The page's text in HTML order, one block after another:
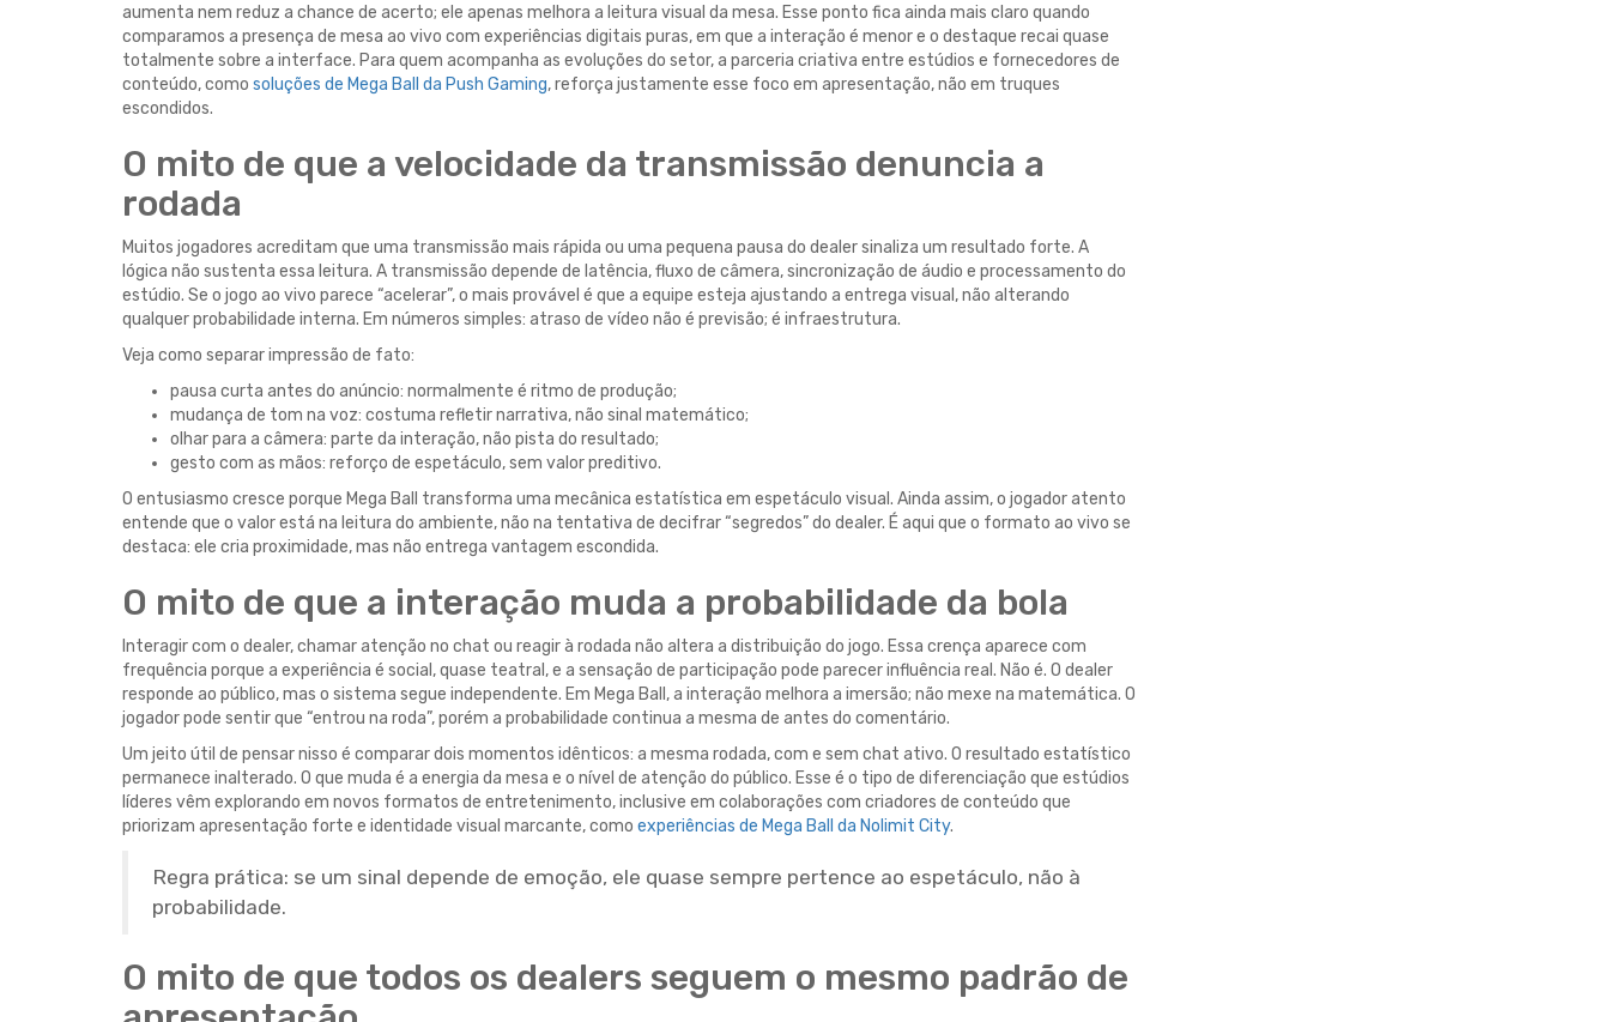
aumenta nem reduz a chance de acerto; ele apenas melhora a leitura visual da mesa. Esse ponto fica ainda mais claro quando
comparamos a presença de mesa ao vivo com experiências digitais puras, em que a interação é menor e o destaque recai quase
totalmente sobre a interface. Para quem acompanha as evoluções do setor, a parceria criativa entre estúdios e fornecedores de
conteúdo, como soluções de Mega Ball da Push Gaming, reforça justamente esse foco em apresentação, não em truques
escondidos.
O mito de que a velocidade da transmissão denuncia a
rodada
Muitos jogadores acreditam que uma transmissão mais rápida ou uma pequena pausa do dealer sinaliza um resultado forte. A
lógica não sustenta essa leitura. A transmissão depende de latência, fluxo de câmera, sincronização de áudio e processamento do
estúdio. Se o jogo ao vivo parece “acelerar”, o mais provável é que a equipe esteja ajustando a entrega visual, não alterando
qualquer probabilidade interna. Em números simples: atraso de vídeo não é previsão; é infraestrutura.
Veja como separar impressão de fato:
pausa curta antes do anúncio: normalmente é ritmo de produção;
mudança de tom na voz: costuma refletir narrativa, não sinal matemático;
olhar para a câmera: parte da interação, não pista do resultado;
gesto com as mãos: reforço de espetáculo, sem valor preditivo.
O entusiasmo cresce porque Mega Ball transforma uma mecânica estatística em espetáculo visual. Ainda assim, o jogador atento
entende que o valor está na leitura do ambiente, não na tentativa de decifrar “segredos” do dealer. É aqui que o formato ao vivo se
destaca: ele cria proximidade, mas não entrega vantagem escondida.
O mito de que a interação muda a probabilidade da bola
Interagir com o dealer, chamar atenção no chat ou reagir à rodada não altera a distribuição do jogo. Essa crença aparece com
frequência porque a experiência é social, quase teatral, e a sensação de participação pode parecer influência real. Não é. O dealer
responde ao público, mas o sistema segue independente. Em Mega Ball, a interação melhora a imersão; não mexe na matemática. O
jogador pode sentir que “entrou na roda”, porém a probabilidade continua a mesma de antes do comentário.
Um jeito útil de pensar nisso é comparar dois momentos idênticos: a mesma rodada, com e sem chat ativo. O resultado estatístico
permanece inalterado. O que muda é a energia da mesa e o nível de atenção do público. Esse é o tipo de diferenciação que estúdios
líderes vêm explorando em novos formatos de entretenimento, inclusive em colaborações com criadores de conteúdo que
priorizam apresentação forte e identidade visual marcante, como experiências de Mega Ball da Nolimit City.
Regra prática: se um sinal depende de emoção, ele quase sempre pertence ao espetáculo, não à
probabilidade.
O mito de que todos os dealers seguem o mesmo padrão de